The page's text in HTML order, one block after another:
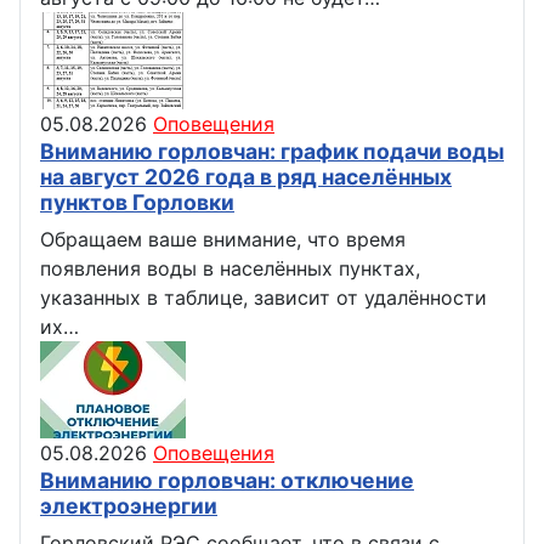
05.08.2026 Оповещения
Вниманию горловчан: график подачи воды
на август 2026 года в ряд населённых
пунктов Горловки
Обращаем ваше внимание, что время
появления воды в населённых пунктах,
указанных в таблице, зависит от удалённости
их…
05.08.2026 Оповещения
Вниманию горловчан: отключение
электроэнергии